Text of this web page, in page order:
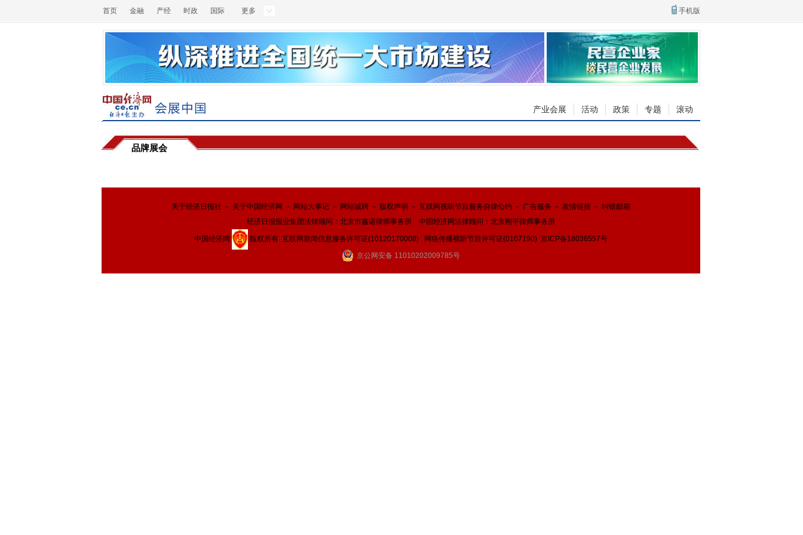
首页 金融 产经 时政 国际 更多 手机版
滚动
专题
政策
活动
产业会展
品牌展会
关于经济日报社 － 关于中国经济网 － 网站大事记 － 网站诚聘 － 版权声明 － 互联网视听节目服务自律公约 － 广告服务 － 友情链接 － 纠错邮箱
经济日报报业集团法律顾问： 北京市鑫诺律师事务所 中国经济网法律顾问：北京刚平律师事务所
中国经济网 版权所有 互联网新闻信息服务许可证(10120170008) 网络传播视听节目许可证(0107190) 京ICP备18036557号
京公网安备 11010202009785号